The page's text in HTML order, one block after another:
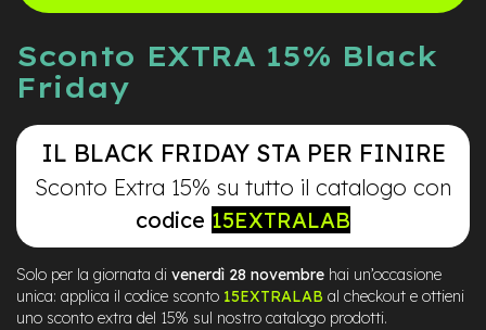
Sconto EXTRA 15% Black
Friday
IL BLACK FRIDAY STA PER FINIRE
Sconto Extra 15% su tutto il catalogo con
codice 15EXTRALAB
Solo per la giornata di venerdì 28 novembre hai un’occasione
unica: applica il codice sconto 15EXTRALAB al checkout e ottieni
uno sconto extra del 15% sul nostro catalogo prodotti.